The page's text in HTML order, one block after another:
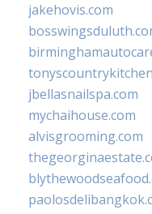
jakehovis.com
jbellasnailspa.com
mychaihouse.com
alvisgrooming.com